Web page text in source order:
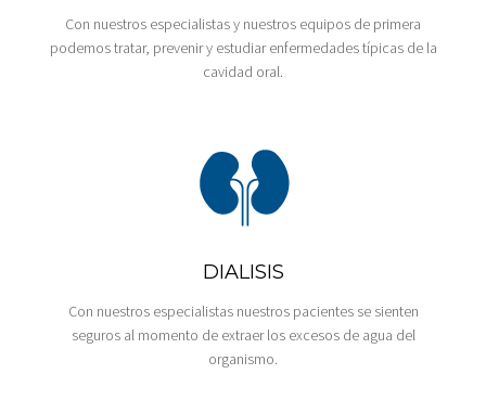
Con nuestros especialistas y nuestros equipos de primera
podemos tratar, prevenir y estudiar enfermedades típicas de la
cavidad oral.
DIALISIS
Con nuestros especialistas nuestros pacientes se sienten
seguros al momento de extraer los excesos de agua del
organismo.